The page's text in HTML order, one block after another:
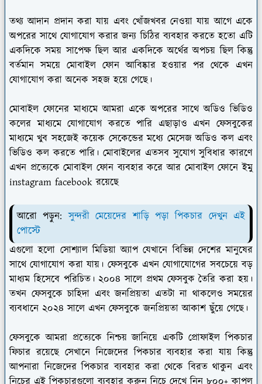
তথ্য আদান প্রদান করা যায় এবং খোঁজখবর নেওয়া যায় আগে একে
অপরের সাথে যোগাযোগ করার জন্য চিঠির ব্যবহার করতে হতো এটি
একদিকে সময় সাপেক্ষ ছিল আর একদিকে অর্থের অপচয় ছিল কিন্তু
বর্তমান সময়ে মোবাইল ফোন আবিষ্কার হওয়ার পর থেকে এখন
যোগাযোগ করা অনেক সহজ হয়ে গেছে।
মোবাইল ফোনের মাধ্যমে আমরা একে অপরের সাথে অডিও ভিডিও
কলের মাধ্যমে যোগাযোগ করতে পারি এছাড়াও এখন ফেসবুকের
মাধ্যমে খুব সহজেই কয়েক সেকেন্ডের মধ্যে মেসেজ অডিও কল এবং
ভিডিও কল করতে পারি। মোবাইলের এতসব সুযোগ সুবিধার কারণে
এখন প্রত্যেকে মোবাইল ফোন ব্যবহার করে আর মোবাইল ফোনে ইমু
instagram facebook রয়েছে
আরো পড়ুন:সুন্দরী মেয়েদের শাড়ি পড়া পিকচার দেখুন এই
পোস্টে
এগুলো হলো সোশ্যাল মিডিয়া অ্যাপ যেখানে বিভিন্ন দেশের মানুষের
সাথে যোগাযোগ করা যায়। ফেসবুকে এখন যোগাযোগের সবচেয়ে বড়
মাধ্যম হিসেবে পরিচিত। ২০০৪ সালে প্রথম ফেসবুক তৈরি করা হয়।
তখন ফেসবুকে চাহিদা এবং জনপ্রিয়তা এতটা না থাকলেও সময়ের
ব্যবধানে ২০২৪ সালে এখন ফেসবুকে জনপ্রিয়তা আকাশ ছুঁয়ে গেছে।
ফেসবুকে আমরা প্রত্যেকে নিশ্চয় জানিয়ে একটি প্রোফাইল পিকচার
ফিচার রয়েছে সেখানে নিজেদের পিকচার ব্যবহার করা যায় কিন্তু
আপনারা নিজেদের পিকচার ব্যবহার করা থেকে বিরত থাকুন এবং